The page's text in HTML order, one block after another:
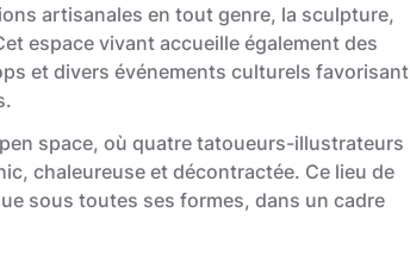
artisanales en tout genre, la sculpture,
espace vivant accueille également des
et divers événements culturels favorisant
space, où quatre tatoueurs-illustrateurs
chaleureuse et décontractée. Ce lieu de
sous toutes ses formes, dans un cadre